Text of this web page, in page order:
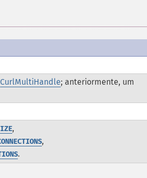
CurlMultiHandle; anteriormente, um
,
,
.